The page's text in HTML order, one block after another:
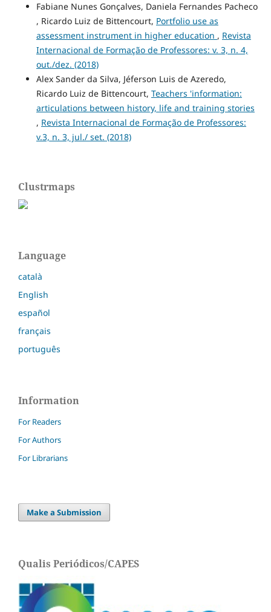
Fabiane Nunes Gonçalves, Daniela Fernandes Pacheco
, Ricardo Luiz de Bittencourt, Portfolio use as
assessment instrument in higher education , Revista
Internacional de Formação de Professores: v. 3, n. 4,
out./dez. (2018)
Alex Sander da Silva, Jéferson Luis de Azeredo,
Ricardo Luiz de Bittencourt, Teachers 'information:
articulations between history, life and training stories
, Revista Internacional de Formação de Professores:
v.3, n. 3, jul./ set. (2018)
Clustrmaps
Language
català
English
español
français
português
Information
For Readers
For Authors
For Librarians
Make a Submission
Qualis Periódicos/CAPES